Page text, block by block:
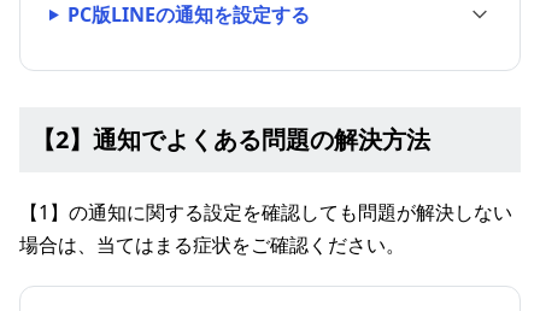
PC版LINEの通知を設定する
【2】通知でよくある問題の解決方法
【1】の通知に関する設定を確認しても問題が解決しない
場合は、当てはまる症状をご確認ください。